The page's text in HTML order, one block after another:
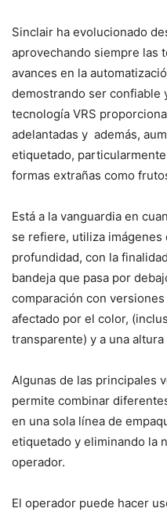
Sinclair ha evolucionado
aprovechando siempre las
avances en la
demostrando ser confiable
tecnología VRS
adelantadas y además,
etiquetado,
formas extrañas como
Está a la vanguardia en
se refiere, utiliza imágenes
profundidad, con la
bandeja que pasa por
comparación con
afectado por el color,
transparente) y a una
Algunas de las principales
permite combinar
en una sola línea de
etiquetado y eliminando la
operador.
El operador puede hacer